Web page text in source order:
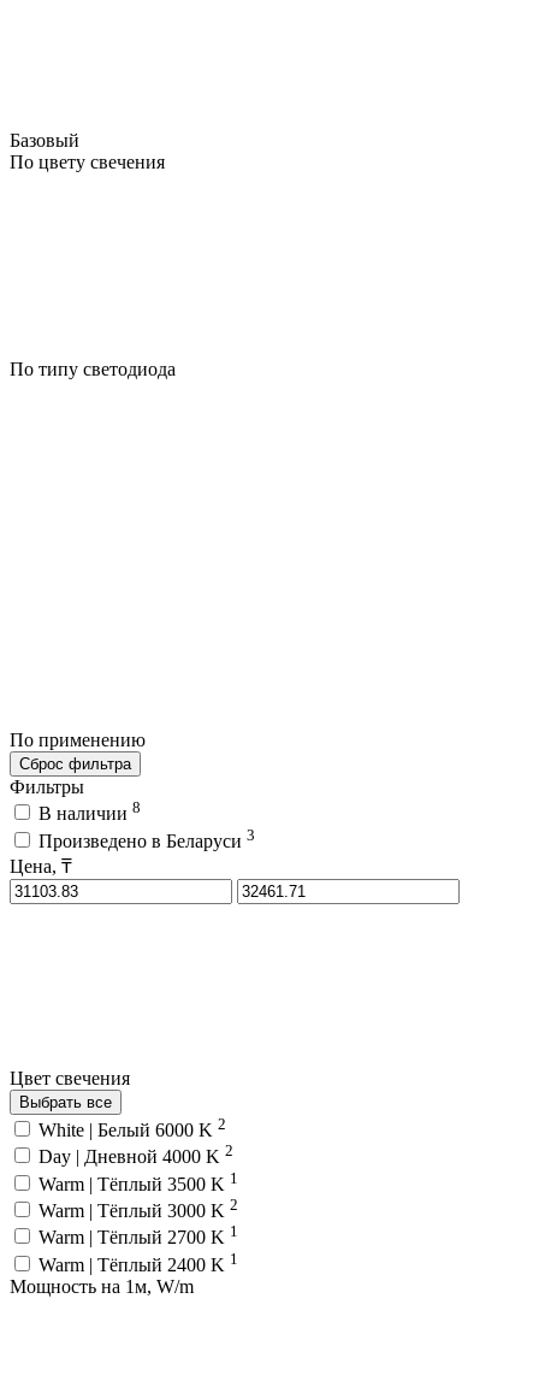
Базовый
По цвету свечения
По типу светодиода
По применению
Сброс фильтра
Фильтры
В наличии 8
Произведено в Беларуси 3
Цена, ₸
Цвет свечения
Выбрать все
White | Белый 6000 K 2
Day | Дневной 4000 K 2
Warm | Тёплый 3500 K 1
Warm | Тёплый 3000 K 2
Warm | Тёплый 2700 K 1
Warm | Тёплый 2400 K 1
Мощность на 1м, W/m